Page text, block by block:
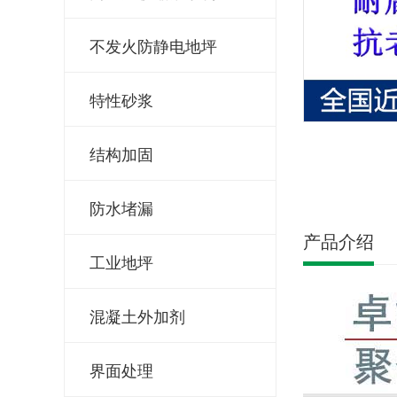
不发火防静电地坪
特性砂浆
结构加固
防水堵漏
工业地坪
混凝土外加剂
界面处理
产品介绍